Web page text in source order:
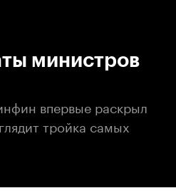
министров
впервые раскрыл
тройка самых